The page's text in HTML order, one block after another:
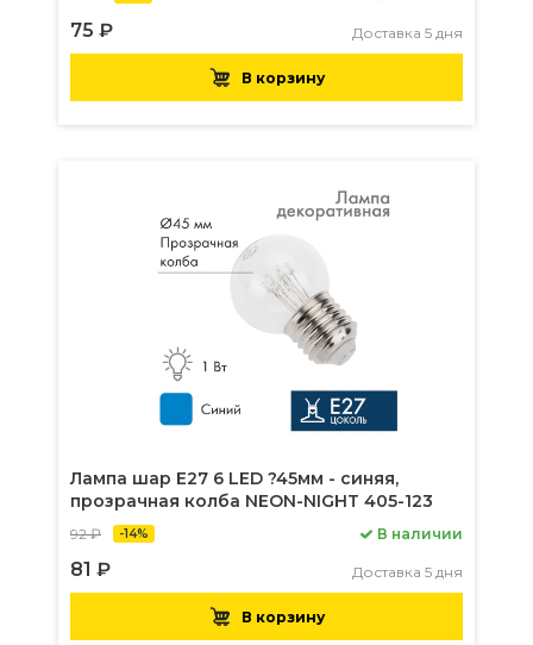
75 ₽ Доставка 5 дня
В корзину
Лампа шар Е27 6 LED ?45мм - синяя,
прозрачная колба NEON-NIGHT 405-123
92 ₽ -14%
81 ₽
В наличии
Доставка 5 дня
В корзину